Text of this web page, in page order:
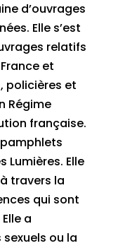
d’ouvrages
Elle s’est
relatifs
et
policières et
Régime
française.
Elle
travers la
qui sont
a
ou la